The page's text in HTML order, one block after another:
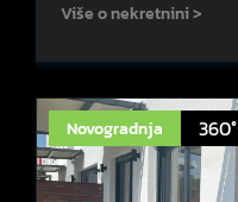
Više o nekretnini >
Novogradnja 360°